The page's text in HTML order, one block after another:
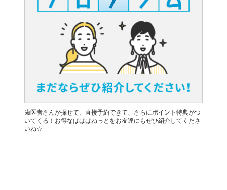
歯医者さんが探せて、直接予約できて、さらにポイント特典がつ
いてくる！お得なぱぱぱねっとをお友達にもぜひ紹介してくださ
いね☆